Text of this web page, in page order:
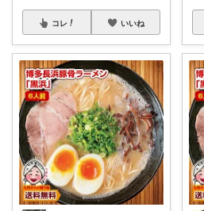
コレ いいね